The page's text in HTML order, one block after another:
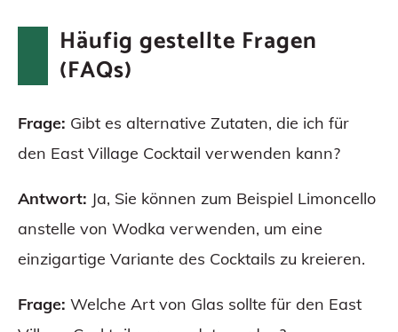
Häufig gestellte Fragen
(FAQs)
Frage: Gibt es alternative Zutaten, die ich für
den East Village Cocktail verwenden kann?
Antwort: Ja, Sie können zum Beispiel Limoncello
anstelle von Wodka verwenden, um eine
einzigartige Variante des Cocktails zu kreieren.
Frage: Welche Art von Glas sollte für den East